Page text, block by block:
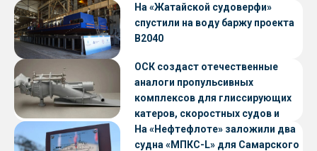
«Петропавловск» проекта CNF22
На «Жатайской судоверфи»
спустили на воду баржу проекта
В2040
ОСК создаст отечественные
аналоги пропульсивных
комплексов для глиссирующих
катеров, скоростных судов и
судов с малой осадкой
На «Нефтефлоте» заложили два
судна «МПКС-L» для Самарского